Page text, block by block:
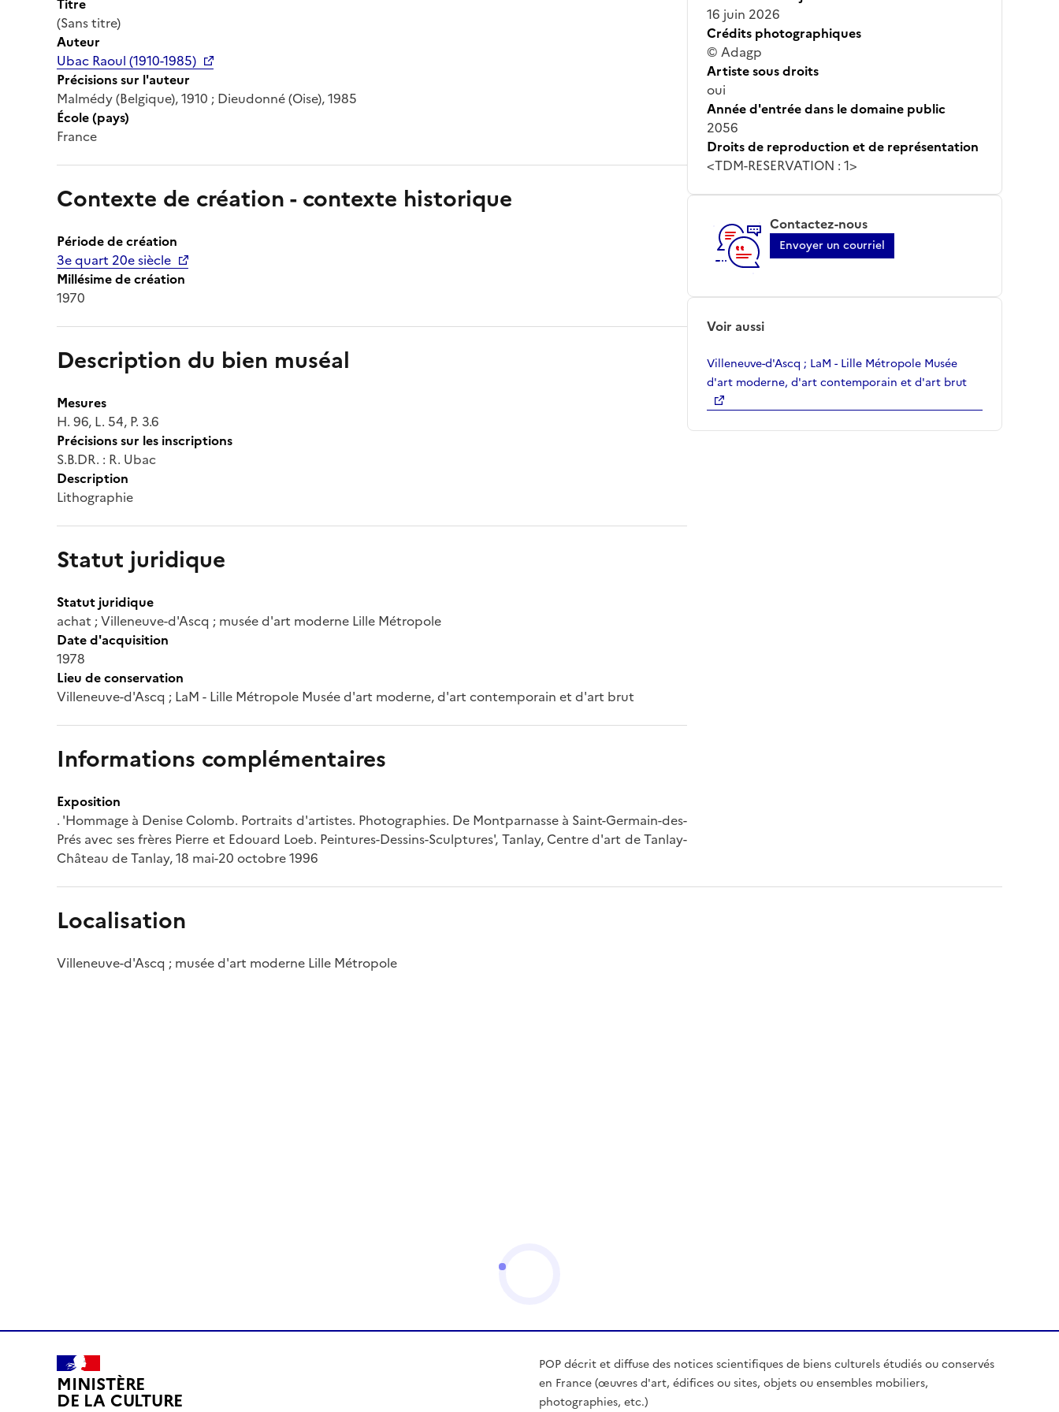
(Sans titre)
Auteur
Ubac Raoul (1910-1985)
Précisions sur l'auteur
Malmédy (Belgique), 1910 ; Dieudonné (Oise), 1985
École (pays)
France
Contexte de création - contexte historique
Période de création
3e quart 20e siècle
Millésime de création
1970
Description du bien muséal
Mesures
H. 96, L. 54, P. 3.6
Précisions sur les inscriptions
S.B.DR. : R. Ubac
Description
Lithographie
Statut juridique
Statut juridique
achat ; Villeneuve-d'Ascq ; musée d'art moderne Lille Métropole
Date d'acquisition
1978
Lieu de conservation
Villeneuve-d'Ascq ; LaM - Lille Métropole Musée d'art moderne, d'art contemporain et d'art brut
Informations complémentaires
Exposition
. 'Hommage à Denise Colomb. Portraits d'artistes. Photographies. De Montparnasse à Saint-Germain-des-
Prés avec ses frères Pierre et Edouard Loeb. Peintures-Dessins-Sculptures', Tanlay, Centre d'art de Tanlay-
Château de Tanlay, 18 mai-20 octobre 1996
16 juin 2026
Crédits photographiques
© Adagp
Artiste sous droits
oui
Année d'entrée dans le domaine public
2056
Droits de reproduction et de représentation
<TDM-RESERVATION : 1>
Contactez-nous
Envoyer un courriel
Voir aussi
Villeneuve-d'Ascq ; LaM - Lille Métropole Musée
d'art moderne, d'art contemporain et d'art brut
Localisation
Villeneuve-d'Ascq ; musée d'art moderne Lille Métropole
MINISTÈRE
DE LA CULTURE
POP décrit et diffuse des notices scientifiques de biens culturels étudiés ou conservés
en France (œuvres d'art, édifices ou sites, objets ou ensembles mobiliers,
photographies, etc.)